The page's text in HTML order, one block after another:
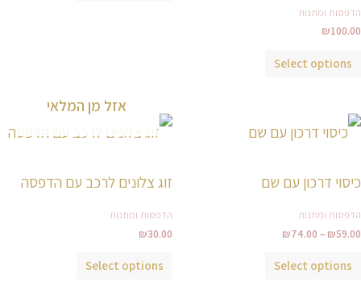
הדפסות ומתנות
₪100.00
Select options
כיסוי דרכון עם שם
הדפסות ומתנות
₪59.00
–
₪74.00
מחירים:
Select options
מספר
אזל מן המלאי
זוג צלונים לרכב עם הדפסה
הדפסות ומתנות
₪30.00
Select options